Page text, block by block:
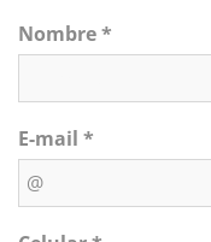
Nombre *
E-mail *